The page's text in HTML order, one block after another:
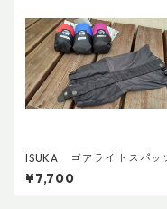
ISUKA ゴアライトスパッ
スタム BASE
¥7,700